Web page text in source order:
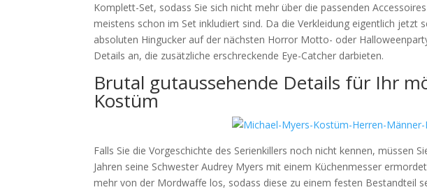
Komplett-Set, sodass Sie sich nicht mehr über die passenden
meistens schon im Set inkludiert sind. Da die Verkleidung eigentlich jetzt
absoluten Hingucker auf der nächsten Horror Motto- oder
Details an, die zusätzliche erschreckende Eye-Catcher darbieten.
Brutal gutaussehende Details für Ihr
Kostüm
Falls Sie die Vorgeschichte des Serienkillers noch nicht kennen, müssen
Jahren seine Schwester Audrey Myers mit einem Küchenmesser
mehr von der Mordwaffe los, sodass diese zu einem festen Bestandteil